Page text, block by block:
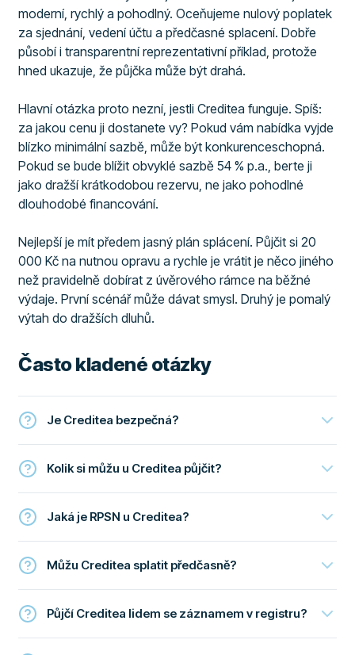
moderní, rychlý a pohodlný. Oceňujeme nulový poplatek
za sjednání, vedení účtu a předčasné splacení. Dobře
působí i transparentní reprezentativní příklad, protože
hned ukazuje, že půjčka může být drahá.
Hlavní otázka proto nezní, jestli Creditea funguje. Spíš:
za jakou cenu ji dostanete vy? Pokud vám nabídka vyjde
blízko minimální sazbě, může být konkurenceschopná.
Pokud se bude blížit obvyklé sazbě 54 % p.a., berte ji
jako dražší krátkodobou rezervu, ne jako pohodlné
dlouhodobé financování.
Nejlepší je mít předem jasný plán splácení. Půjčit si 20
000 Kč na nutnou opravu a rychle je vrátit je něco jiného
než pravidelně dobírat z úvěrového rámce na běžné
výdaje. První scénář může dávat smysl. Druhý je pomalý
výtah do dražších dluhů.
Často kladené otázky
Je Creditea bezpečná?
Kolik si můžu u Creditea půjčit?
Jaká je RPSN u Creditea?
Můžu Creditea splatit předčasně?
Půjčí Creditea lidem se záznamem v registru?